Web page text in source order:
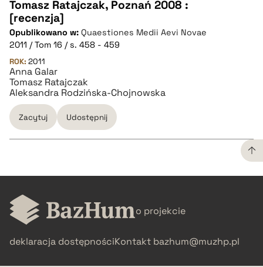
CZYSTY TEKST
pobierz cytat
BIBTEX
pobierz cytat
Tomasz Ratajczak, Poznań 2008 :
[recenzja]
Opublikowano w: Quaestiones Medii Aevi Novae
2011 / Tom 16 / s. 458 - 459
ROK: 2011
Anna Galar
Tomasz Ratajczak
Aleksandra Rodzińska-Chojnowska
Zacytuj Udostępnij
CZYSTY TEKST
pobierz cytat
BIBTEX
o projekcie
deklaracja dostępnościKontakt bazhum@muzhp.pl